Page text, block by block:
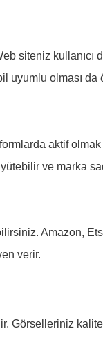
siteniz kullanıcı
uyumlu olması
aktif olmak
ve marka
Amazon,
verir.
Görselleriniz